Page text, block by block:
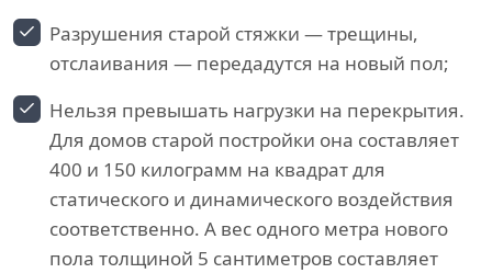
Разрушения старой стяжки — трещины,
отслаивания — передадутся на новый пол;
Нельзя превышать нагрузки на перекрытия.
Для домов старой постройки она составляет
400 и 150 килограмм на квадрат для
статического и динамического воздействия
соответственно. А вес одного метра нового
пола толщиной 5 сантиметров составляет